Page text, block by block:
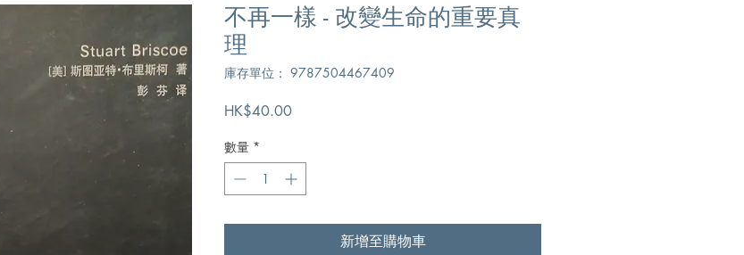
不再一樣 - 改變生命的重要真
理
庫存單位： 9787504467409
HK$40.00價
數量 *
新增至購物車